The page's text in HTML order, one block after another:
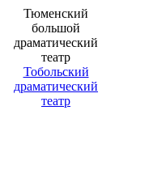
Тюменский
большой
драматический
театр
Тобольский
драматический
театр